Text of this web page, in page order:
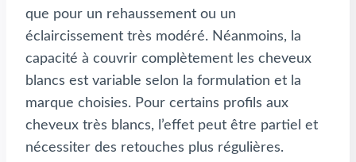
que pour un rehaussement ou un
éclaircissement très modéré. Néanmoins, la
capacité à couvrir complètement les cheveux
blancs est variable selon la formulation et la
marque choisies. Pour certains profils aux
cheveux très blancs, l’effet peut être partiel et
nécessiter des retouches plus régulières.